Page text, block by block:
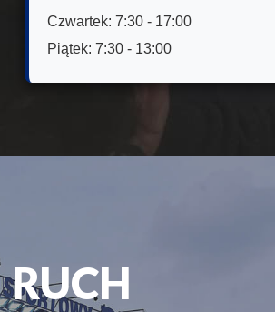
Czwartek: 7:30 - 17:00
Piątek: 7:30 - 13:00